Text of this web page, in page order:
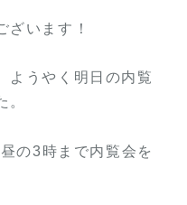
ざいます！
ようやく明日の内覧
。
の3時まで内覧会を